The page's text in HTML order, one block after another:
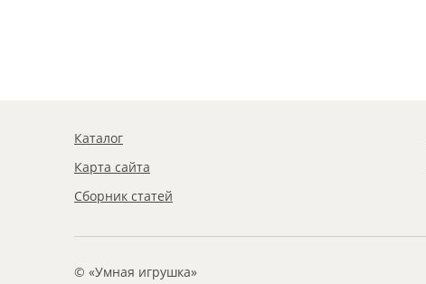
Каталог
Карта сайта
Сборник статей
© «Умная игрушка»